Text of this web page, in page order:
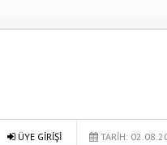
Diyetisyen ile SağlıklıTARİH:
ÜYE GİRİŞİ